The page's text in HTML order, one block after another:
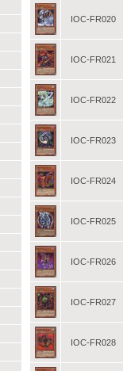
IOC-FR020
IOC-FR021
IOC-FR022
IOC-FR023
IOC-FR024
IOC-FR025
IOC-FR026
IOC-FR027
IOC-FR028